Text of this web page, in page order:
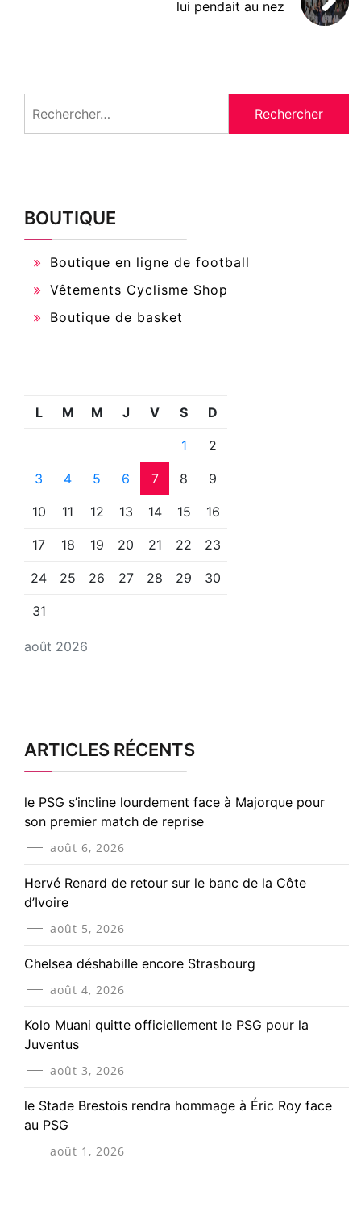
lui pendait au nez
BOUTIQUE
Boutique en ligne de football
Vêtements Cyclisme Shop
Boutique de basket
août 2026
L M M J V S D
1 2
3 4 5 6 7 8 9
10 11 12 13 14 15 16
17 18 19 20 21 22 23
24 25 26 27 28 29 30
31
ARTICLES RÉCENTS
le PSG s’incline lourdement face à Majorque pour
son premier match de reprise
août 6, 2026
Hervé Renard de retour sur le banc de la Côte
d’Ivoire
août 5, 2026
Chelsea déshabille encore Strasbourg
août 4, 2026
Kolo Muani quitte officiellement le PSG pour la
Juventus
août 3, 2026
le Stade Brestois rendra hommage à Éric Roy face
au PSG
août 1, 2026